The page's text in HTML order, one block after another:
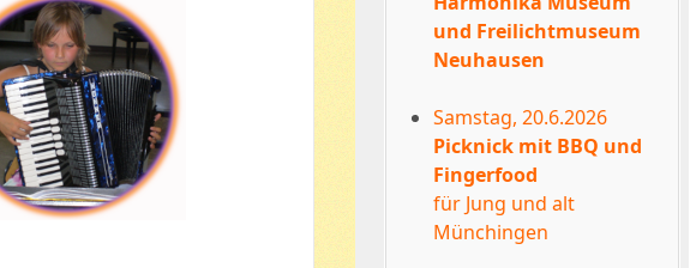
und Freilichtmuseum
Neuhausen
Samstag, 20.6.2026
Picknick mit BBQ und
Fingerfood
für Jung und alt
Münchingen